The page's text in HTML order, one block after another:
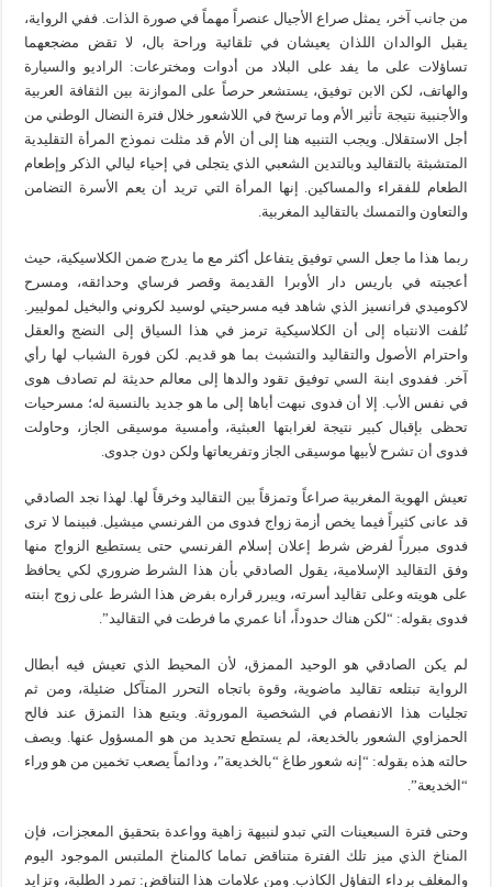
من جانب آخر، يمثل صراع الأجيال عنصراً مهماً في صورة الذات. ففي الرواية،
يقبل الوالدان اللذان يعيشان في تلقائية وراحة بال، لا تقض مضجعهما
تساؤلات على ما يفد على البلاد من أدوات ومخترعات: الراديو والسيارة
والهاتف، لكن الابن توفيق، يستشعر حرصاً على الموازنة بين الثقافة العربية
والأجنبية نتيجة تأثير الأم وما ترسخ في اللاشعور خلال فترة النضال الوطني من
أجل الاستقلال. ويجب التنبيه هنا إلى أن الأم قد مثلت نموذج المرأة التقليدية
المتشبثة بالتقاليد وبالتدين الشعبي الذي يتجلى في إحياء ليالي الذكر وإطعام
الطعام للفقراء والمساكين. إنها المرأة التي تريد أن يعم الأسرة التضامن
والتعاون والتمسك بالتقاليد المغربية.
ربما هذا ما جعل السي توفيق يتفاعل أكثر مع ما يدرج ضمن الكلاسيكية، حيث
أعجبته في باريس دار الأوبرا القديمة وقصر فرساي وحدائقه، ومسرح
لاكوميدي فرانسيز الذي شاهد فيه مسرحيتي لوسيد لكروني والبخيل لموليير.
نُلفت الانتباه إلى أن الكلاسيكية ترمز في هذا السياق إلى النضج والعقل
واحترام الأصول والتقاليد والتشبث بما هو قديم. لكن فورة الشباب لها رأي
آخر. ففدوى ابنة السي توفيق تقود والدها إلى معالم حديثة لم تصادف هوى
في نفس الأب. إلا أن فدوى نبهت أباها إلى ما هو جديد بالنسبة له؛ مسرحيات
تحظى بإقبال كبير نتيجة لغرابتها العبثية، وأمسية موسيقى الجاز، وحاولت
فدوى أن تشرح لأبيها موسيقى الجاز وتفريعاتها ولكن دون جدوى.
تعيش الهوية المغربية صراعاً وتمزقاً بين التقاليد وخرقاً لها. لهذا نجد الصادقي
قد عانى كثيراً فيما يخص أزمة زواج فدوى من الفرنسي ميشيل. فبينما لا ترى
فدوى مبرراً لفرض شرط إعلان إسلام الفرنسي حتى يستطيع الزواج منها
وفق التقاليد الإسلامية، يقول الصادقي بأن هذا الشرط ضروري لكي يحافظ
على هويته وعلى تقاليد أسرته، ويبرر قراره بفرض هذا الشرط على زوج ابنته
فدوى بقوله: “لكن هناك حدوداً، أنا عمري ما فرطت في التقاليد”.
لم يكن الصادقي هو الوحيد الممزق، لأن المحيط الذي تعيش فيه أبطال
الرواية تبتلعه تقاليد ماضوية، وقوة باتجاه التحرر المتآكل ضئيلة، ومن ثم
تجليات هذا الانفصام في الشخصية الموروثة. ويتبع هذا التمزق عند فالح
الحمزاوي الشعور بالخديعة، لم يستطع تحديد من هو المسؤول عنها. ويصف
حالته هذه بقوله: “إنه شعور طاغ “بالخديعة”، ودائماً يصعب تخمين من هو وراء
“الخديعة”.
وحتى فترة السبعينات التي تبدو لنبيهة زاهية وواعدة بتحقيق المعجزات، فإن
المناخ الذي ميز تلك الفترة متناقض تماما كالمناخ الملتبس الموجود اليوم
والمغلف برداء التفاؤل الكاذب. ومن علامات هذا التناقض: تمرد الطلبة، وتزايد